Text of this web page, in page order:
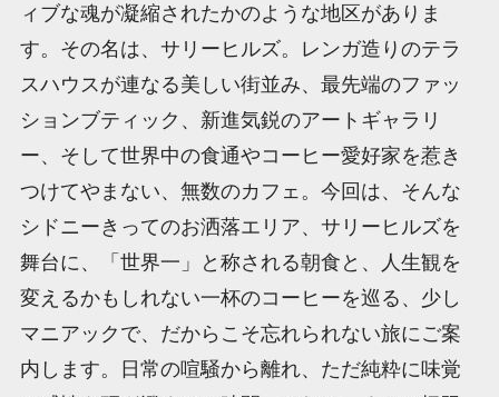
ィブな魂が凝縮されたかのような地区がありま
す。その名は、サリーヒルズ。レンガ造りのテラ
スハウスが連なる美しい街並み、最先端のファッ
ションブティック、新進気鋭のアートギャラリ
ー、そして世界中の食通やコーヒー愛好家を惹き
つけてやまない、無数のカフェ。今回は、そんな
シドニーきってのお洒落エリア、サリーヒルズを
舞台に、「世界一」と称される朝食と、人生観を
変えるかもしれない一杯のコーヒーを巡る、少し
マニアックで、だからこそ忘れられない旅にご案
内します。日常の喧騒から離れ、ただ純粋に味覚